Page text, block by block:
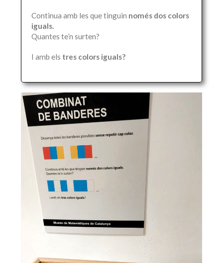
Continua amb les que tinguin només dos colors
iguals.
Quantes te’n surten?
I amb els tres colors iguals?